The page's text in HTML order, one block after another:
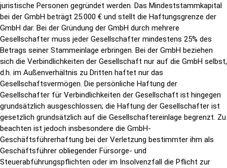
juristische Personen gegründet werden. Das Mindeststammkapital
bei der GmbH beträgt 25.000 € und stellt die Haftungsgrenze der
GmbH dar. Bei der Gründung der GmbH durch mehrere
Gesellschafter muss jeder Gesellschafter mindestens 25% des
Betrags seiner Stammeinlage erbringen. Bei der GmbH beziehen
sich die Verbindlichkeiten der Gesellschaft nur auf die GmbH selbst,
d.h. im Außenverhältnis zu Dritten haftet nur das
Gesellschaftsvermögen. Die persönliche Haftung der
Gesellschafter für Verbindlichkeiten der Gesellschaft ist hingegen
grundsätzlich ausgeschlossen; die Haftung der Gesellschafter ist
gesetzlich grundsätzlich auf die Gesellschaftereinlage begrenzt. Zu
beachten ist jedoch insbesondere die GmbH-
Geschäftsführerhaftung bei der Verletzung bestimmter ihm als
Geschäftsführer obliegender Fürsorge- und
Steuerabführungspflichten oder im Insolvenzfall die Pflicht zur